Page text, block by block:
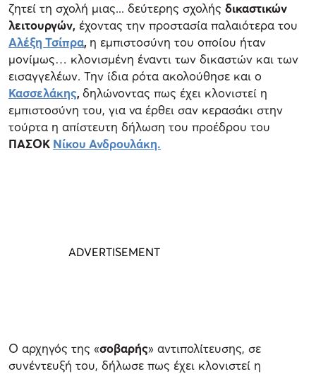
ζητεί τη σχολή μιας... δεύτερης σχολής δικαστικών
λειτουργών, έχοντας την προστασία παλαιότερα του
Αλέξη Τσίπρα, η εμπιστοσύνη του οποίου ήταν
μονίμως… κλονισμένη έναντι των δικαστών και των
εισαγγελέων. Την ίδια ρότα ακολούθησε και ο
Κασσελάκης, δηλώνοντας πως έχει κλονιστεί η
εμπιστοσύνη του, για να έρθει σαν κερασάκι στην
τούρτα η απίστευτη δήλωση του προέδρου του
ΠΑΣΟΚ Νίκου Ανδρουλάκη.
Ο αρχηγός της «σοβαρής» αντιπολίτευσης, σε
συνέντευξή του, δήλωσε πως έχει κλονιστεί η